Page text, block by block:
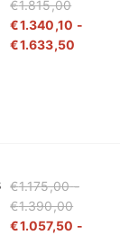
€1.815,00tot
€1.815,00
€1.340,10 -
€1.633,50
€1.175,00 -
€1.390,00
€1.175,00
tot
€1.390,00
€1.057,50 -
€1.057,50
tot
€1.251,00